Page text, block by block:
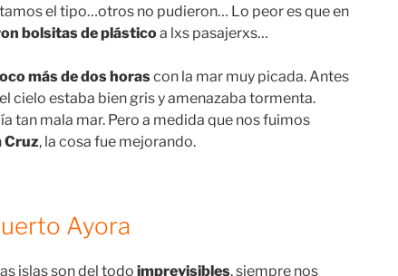
el tipo…otros no pudieron… Lo peor es que en
bolsitas de plásticoa lxs pasajerxs…
más de dos horascon la mar muy picada. Antes
cielo estaba bien gris y amenazaba tormenta.
tan mala mar. Pero a medida que nos fuimos
Cruz, la cosa fue mejorando.
Ayora
islas son del todo imprevisibles, siempre nos